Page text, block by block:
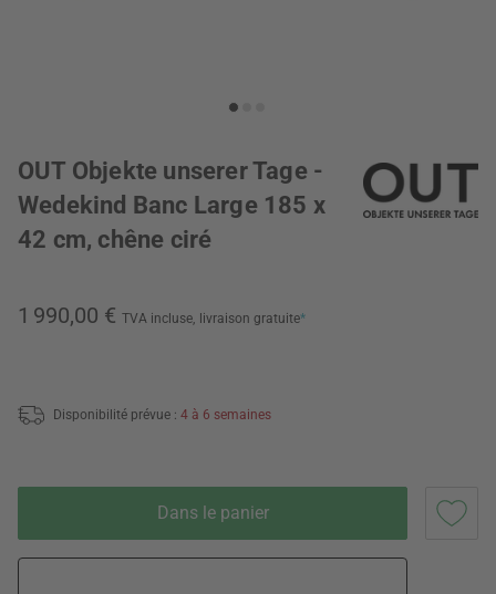
OUT Objekte unserer Tage -
Wedekind Banc Large 185 x
42 cm, chêne ciré
1 990,00 € TVA incluse, livraison gratuite*
Disponibilité prévue : 4 à 6 semaines
Dans le panier